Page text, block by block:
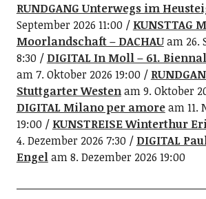
RUNDGANG Unterwegs im
September 2026 11:00
KUNSTTAG
Moorlandschaft – DACHAUam 26.
8:30
DIGITAL In Moll – 61.
am 7. Oktober 2026 19:00
Stuttgarter Westenam 9. Oktober
DIGITAL Milano per amoream 11.
19:00
KUNSTREISE Winterthur
4. Dezember 2026 7:30
DIGITAL
Engelam 8. Dezember 2026 19:00